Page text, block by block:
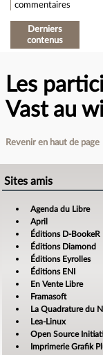
commentaires
Derniers
contenus
Les
Vast au
Revenir en haut de page
Sites amis
Agenda du Libre
April
Éditions D-BookeR
Éditions Diamond
Éditions Eyrolles
Éditions ENI
En Vente Libre
Framasoft
La Quadrature du
Lea-Linux
Open Source
Imprimerie Grafik